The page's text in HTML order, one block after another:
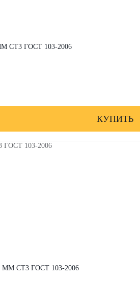
СТ3 ГОСТ 103-2006
КУПИТЬ
СТ3 ГОСТ 103-2006